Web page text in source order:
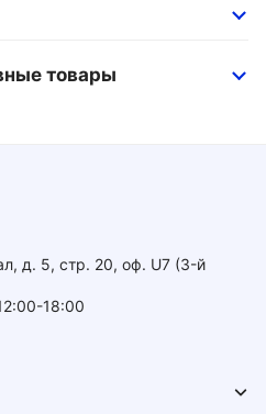
товары
д. 5, стр. 20, оф. U7 (3-й
18:00